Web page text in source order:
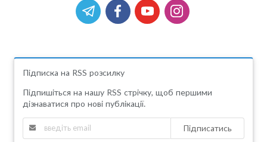
Підписка на RSS розсилку
Підпишіться на нашу RSS стрічку, щоб першими
дізнаватися про нові публікації.
Підписатись